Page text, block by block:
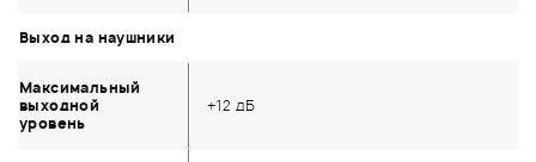
Выход на наушники
Максимальный
выходной
уровень
+12 дБ